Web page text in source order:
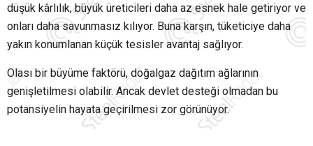
düşük kârlılık, büyük üreticileri daha az esnek hale getiriyor ve
onları daha savunmasız kılıyor. Buna karşın, tüketiciye daha
yakın konumlanan küçük tesisler avantaj sağlıyor.
Olası bir büyüme faktörü, doğalgaz dağıtım ağlarının
genişletilmesi olabilir. Ancak devlet desteği olmadan bu
potansiyelin hayata geçirilmesi zor görünüyor.